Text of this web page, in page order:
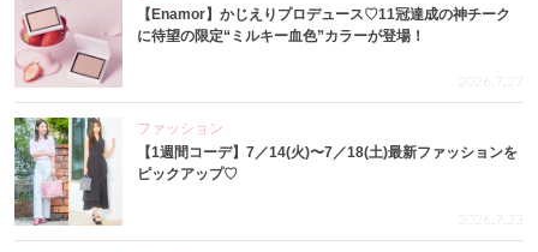
【Enamor】かじえりプロデュース♡11冠達成の神チーク
に待望の限定“ミルキー血色”カラーが登場！
2026.7.27
ファッション
【1週間コーデ】7／14(火)〜7／18(土)最新ファッションを
ピックアップ♡
2026.7.23